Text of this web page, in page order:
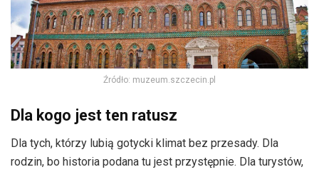
Źródło: muzeum.szczecin.pl
Dla kogo jest ten ratusz
Dla tych, którzy lubią gotycki klimat bez przesady. Dla
rodzin, bo historia podana tu jest przystępnie. Dla turystów,